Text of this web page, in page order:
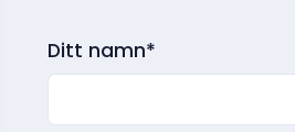
Ditt namn*